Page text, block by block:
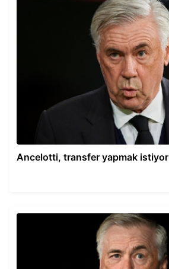
Ancelotti, transfer yapmak istiyor